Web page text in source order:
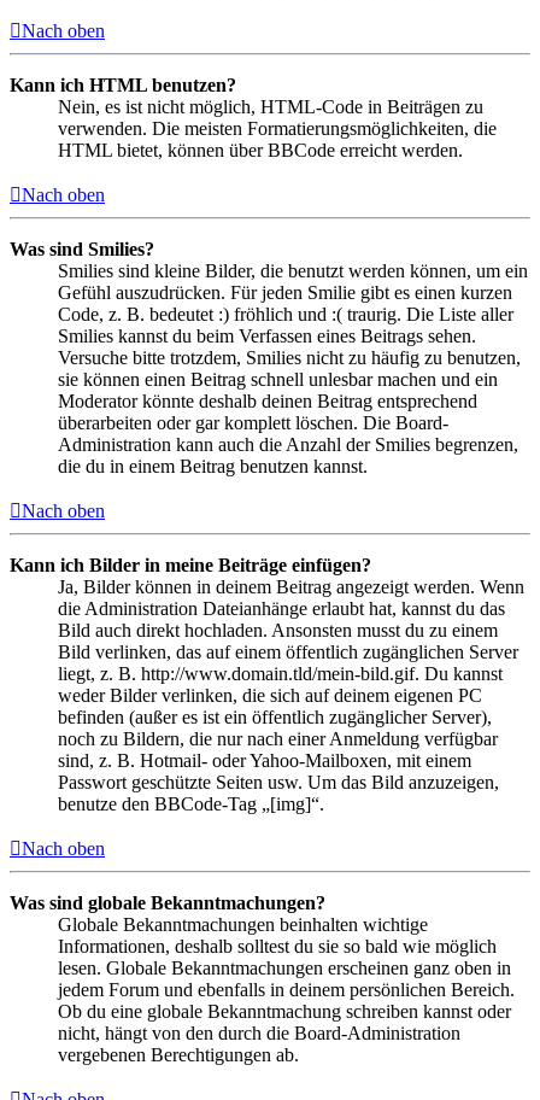
Nach oben
Kann ich HTML benutzen?
Nein, es ist nicht möglich, HTML-Code in Beiträgen zu
verwenden. Die meisten Formatierungsmöglichkeiten, die
HTML bietet, können über BBCode erreicht werden.
Nach oben
Was sind Smilies?
Smilies sind kleine Bilder, die benutzt werden können, um ein
Gefühl auszudrücken. Für jeden Smilie gibt es einen kurzen
Code, z. B. bedeutet :) fröhlich und :( traurig. Die Liste aller
Smilies kannst du beim Verfassen eines Beitrags sehen.
Versuche bitte trotzdem, Smilies nicht zu häufig zu benutzen,
sie können einen Beitrag schnell unlesbar machen und ein
Moderator könnte deshalb deinen Beitrag entsprechend
überarbeiten oder gar komplett löschen. Die Board-
Administration kann auch die Anzahl der Smilies begrenzen,
die du in einem Beitrag benutzen kannst.
Nach oben
Kann ich Bilder in meine Beiträge einfügen?
Ja, Bilder können in deinem Beitrag angezeigt werden. Wenn
die Administration Dateianhänge erlaubt hat, kannst du das
Bild auch direkt hochladen. Ansonsten musst du zu einem
Bild verlinken, das auf einem öffentlich zugänglichen Server
liegt, z. B. http://www.domain.tld/mein-bild.gif. Du kannst
weder Bilder verlinken, die sich auf deinem eigenen PC
befinden (außer es ist ein öffentlich zugänglicher Server),
noch zu Bildern, die nur nach einer Anmeldung verfügbar
sind, z. B. Hotmail- oder Yahoo-Mailboxen, mit einem
Passwort geschützte Seiten usw. Um das Bild anzuzeigen,
benutze den BBCode-Tag „[img]“.
Nach oben
Was sind globale Bekanntmachungen?
Globale Bekanntmachungen beinhalten wichtige
Informationen, deshalb solltest du sie so bald wie möglich
lesen. Globale Bekanntmachungen erscheinen ganz oben in
jedem Forum und ebenfalls in deinem persönlichen Bereich.
Ob du eine globale Bekanntmachung schreiben kannst oder
nicht, hängt von den durch die Board-Administration
vergebenen Berechtigungen ab.